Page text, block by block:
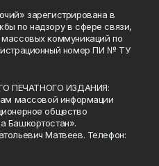
зарегистрирована в
по надзору в сфере связи,
коммуникаций по
номер ПИ № ТУ
ПЕЧАТНОГО ИЗДАНИЯ:
массовой информации
общество
Башкортостан».
Матвеев. Телефон: